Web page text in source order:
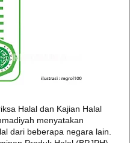
Halal dan Kajian Halal
menyatakan
dari beberapa negara lain.